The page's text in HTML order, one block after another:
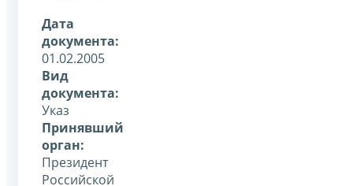
Дата
документа:
01.02.2005
Вид
документа:
Указ
Принявший
орган:
Президент
Российской